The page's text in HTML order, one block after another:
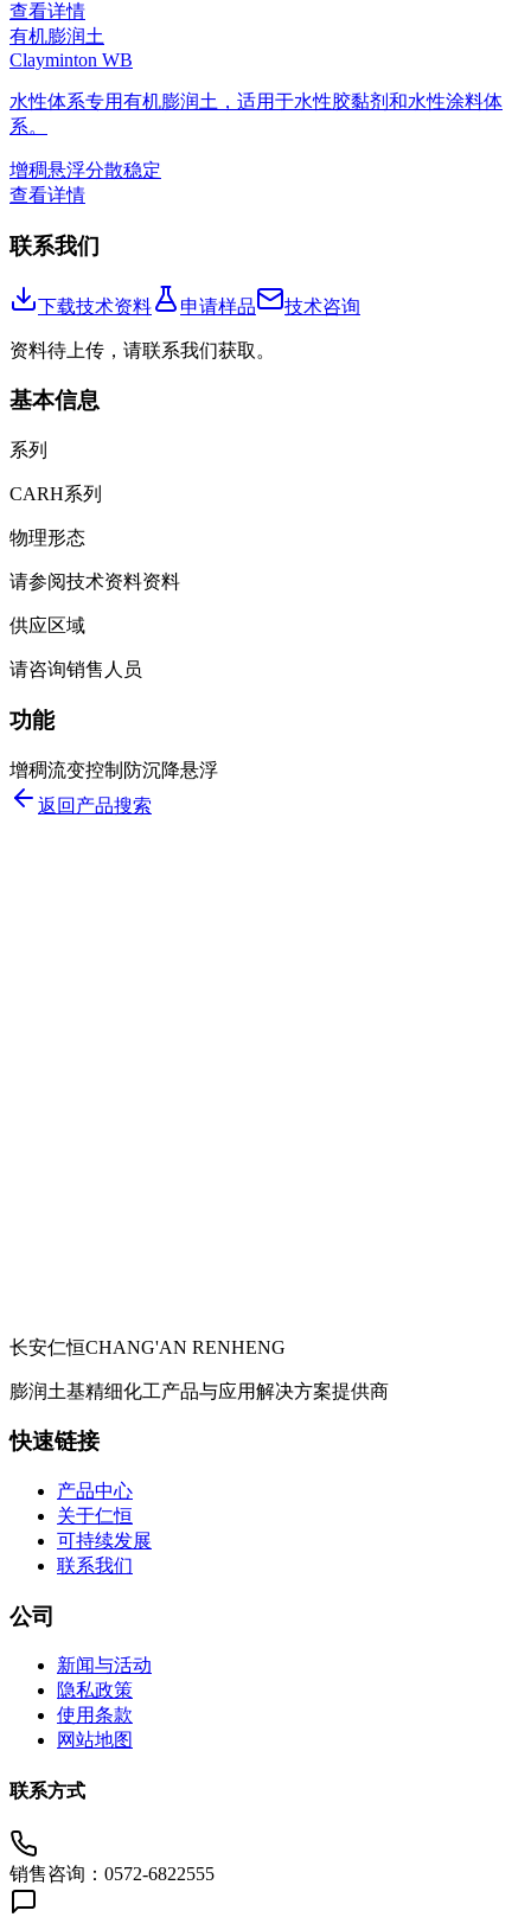
查看详情
有机膨润土
Clayminton WB
水性体系专用有机膨润土，适用于水性胶黏剂和水性涂料体
系。
增稠悬浮分散稳定
查看详情
联系我们
下载技术资料 申请样品 技术咨询
资料待上传，请联系我们获取。
基本信息
系列
CARH系列
物理形态
请参阅技术资料资料
供应区域
请咨询销售人员
功能
增稠流变控制 防沉降悬浮
返回产品搜索
长安仁恒CHANG'AN RENHENG
膨润土基精细化工产品与应用解决方案提供商
快速链接
产品中心
关于仁恒
可持续发展
联系我们
公司
新闻与活动
隐私政策
使用条款
网站地图
联系方式
销售咨询：0572-6822555